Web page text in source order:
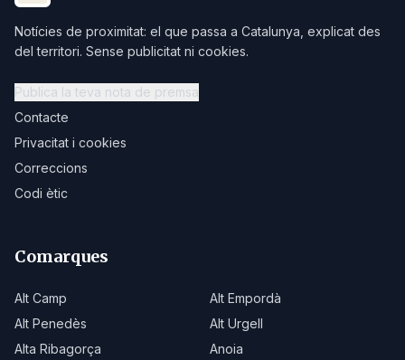
Notícies de proximitat: el que passa a Catalunya, explicat des
del territori. Sense publicitat ni cookies.
Publica la teva nota de premsa
Contacte
Privacitat i cookies
Correccions
Codi ètic
Comarques
Alt Camp
Alt Empordà
Alt Penedès
Alt Urgell
Alta Ribagorça
Anoia